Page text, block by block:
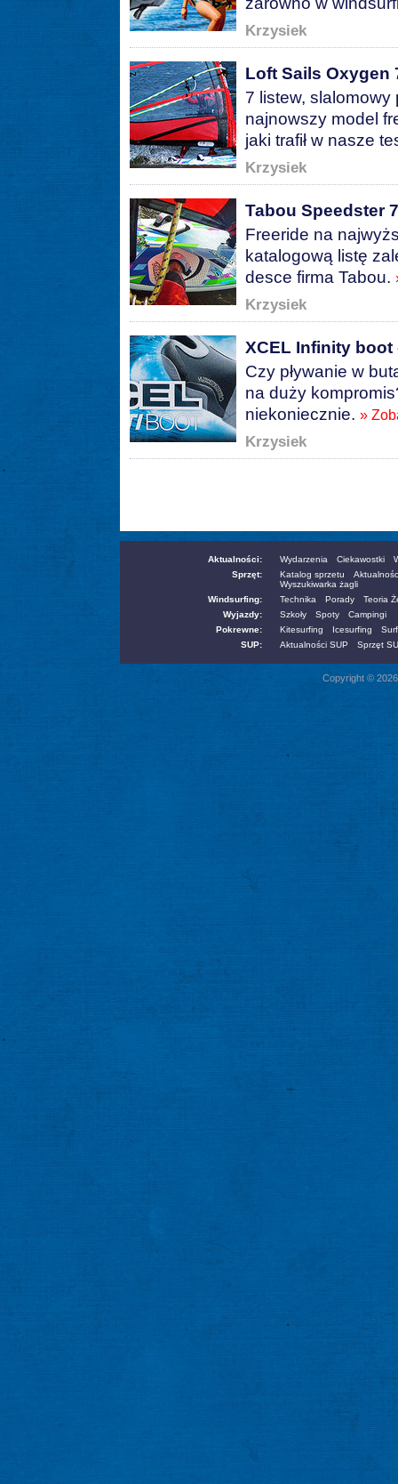
Krzysiek
Loft Sails Oxygen
7 listew,
najnowszy model
jaki trafił w nasze
Krzysiek
Tabou Speedster
Freeride na
katalogową listę
desce firma Tabou.
Krzysiek
XCEL Infinity boot
Czy pływanie w
na duży
niekoniecznie. »
Krzysiek
Aktualności: Wydarzenia Ciekawostki
Sprzęt:
Katalog sprzetu
Wyszukiwarka żagli
Windsurfing:
Technika Porady
Teoria
Wyjazdy:
Szkoły Spoty
Campingi
Pokrewne:
Kitesurfing Icesurfing
SUP:
Aktualności SUP Sprzęt
Copyright ©